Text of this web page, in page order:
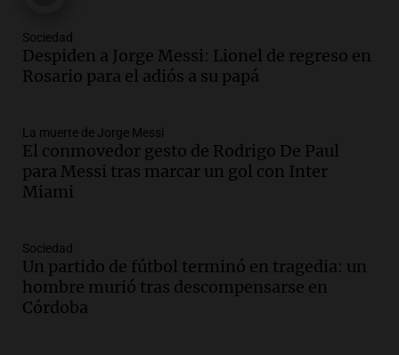
Audio.Messi llegará esta noche a
Rosario para acompañar a su familia
Episodios
Audio.Ley de Propiedad Privada: el revés
en el Congreso expuso una debilidad
comunicacional del Gobierno
Episodios
Audio.Casabindo se prepara para una
celebración única: 30.000 turistas y el
tradicional Toreo de la Vincha
Sociedad
Despiden a Jorge Messi: Lionel de regreso en
Rosario para el adiós a su papá
La muerte de Jorge Messi
El conmovedor gesto de Rodrigo De Paul
para Messi tras marcar un gol con Inter
Miami
Sociedad
Un partido de fútbol terminó en tragedia: un
hombre murió tras descompensarse en
Córdoba